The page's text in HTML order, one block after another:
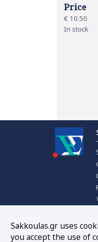
Price
€ 10.50
In stock
Sakkoulas.gr uses
you accept the use of